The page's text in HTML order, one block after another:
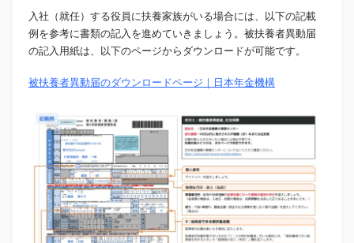
入社（就任）する役員に扶養家族がいる場合には、以下の記載
例を参考に書類の記入を進めていきましょう。被扶養者異動届
の記入用紙は、以下のページからダウンロードが可能です。
被扶養者異動届のダウンロードページ｜日本年金機構